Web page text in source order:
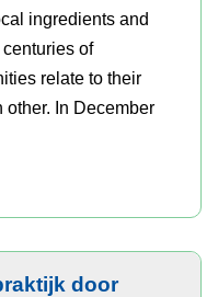
ingredients and
of
relate to their
In December
door